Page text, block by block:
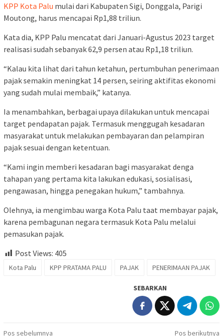
KPP Kota Palu mulai dari Kabupaten Sigi, Donggala, Parigi
Moutong, harus mencapai Rp1,88 triliun.
Kata dia, KPP Palu mencatat dari Januari-Agustus 2023 target
realisasi sudah sebanyak 62,9 persen atau Rp1,18 triliun.
“Kalau kita lihat dari tahun ketahun, pertumbuhan penerimaan
pajak semakin meningkat 14 persen, seiring aktifitas ekonomi
yang sudah mulai membaik,” katanya.
Ia menambahkan, berbagai upaya dilakukan untuk mencapai
target pendapatan pajak. Termasuk menggugah kesadaran
masyarakat untuk melakukan pembayaran dan pelampiran
pajak sesuai dengan ketentuan.
“Kami ingin memberi kesadaran bagi masyarakat denga
tahapan yang pertama kita lakukan edukasi, sosialisasi,
pengawasan, hingga penegakan hukum,” tambahnya.
Olehnya, ia mengimbau warga Kota Palu taat membayar pajak,
karena pembagunan negara termasuk Kota Palu melalui
pemasukan pajak.
Post Views: 405
Kota Palu KPP PRATAMA PALU PAJAK PENERIMAAN PAJAK
SEBARKAN
Pos sebelumnya Pos berikutnya